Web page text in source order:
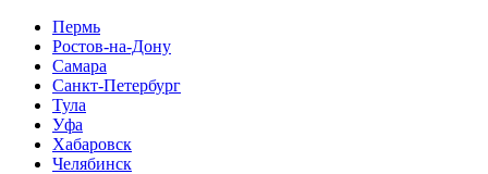
Пермь
Ростов-на-Дону
Самара
Санкт-Петербург
Тула
Уфа
Хабаровск
Челябинск